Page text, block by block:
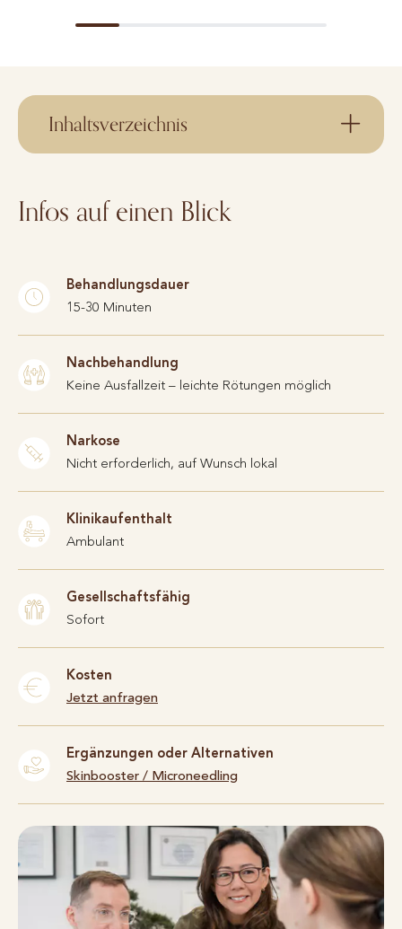
Inhaltsverzeichnis
Infos auf einen Blick
Behandlungsdauer
15-30 Minuten
Nachbehandlung
Keine Ausfallzeit – leichte Rötungen möglich
Narkose
Nicht erforderlich, auf Wunsch lokal
Klinikaufenthalt
Ambulant
Gesellschaftsfähig
Sofort
Kosten
Jetzt anfragen
Ergänzungen oder Alternativen
Skinbooster / Microneedling